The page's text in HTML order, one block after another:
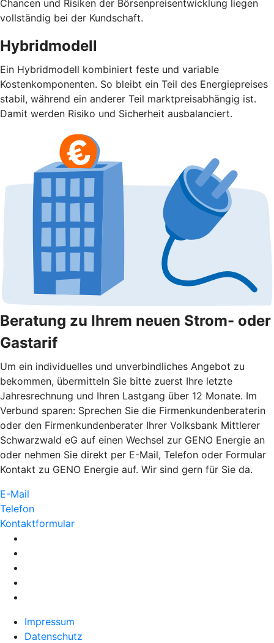
Chancen und Risiken der Börsenpreisentwicklung liegen
vollständig bei der Kundschaft.
Hybridmodell
Ein Hybridmodell kombiniert feste und variable
Kostenkomponenten. So bleibt ein Teil des Energiepreises
stabil, während ein anderer Teil marktpreisabhängig ist.
Damit werden Risiko und Sicherheit ausbalanciert.
Beratung zu Ihrem neuen Strom- oder
Gastarif
Um ein individuelles und unverbindliches Angebot zu
bekommen, übermitteln Sie bitte zuerst Ihre letzte
Jahresrechnung und Ihren Lastgang über 12 Monate. Im
Verbund sparen: Sprechen Sie die Firmenkundenberaterin
oder den Firmenkundenberater Ihrer Volksbank Mittlerer
Schwarzwald eG auf einen Wechsel zur GENO Energie an
oder nehmen Sie direkt per E-Mail, Telefon oder Formular
Kontakt zu GENO Energie auf. Wir sind gern für Sie da.
E-Mail
Telefon
Kontaktformular
Impressum
Datenschutz